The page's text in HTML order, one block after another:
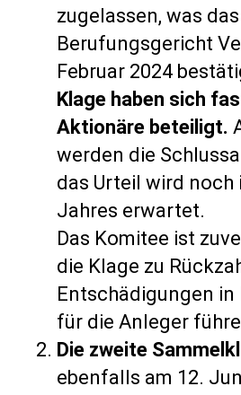
zugelassen, was das
Berufungsgericht
Februar 2024
Klage haben sich
Aktionäre beteiligt.
werden die
das Urteil wird noch
Jahres erwartet.
Das Komitee ist
die Klage zu
Entschädigungen
für die Anleger
Die zweite
ebenfalls am 12.